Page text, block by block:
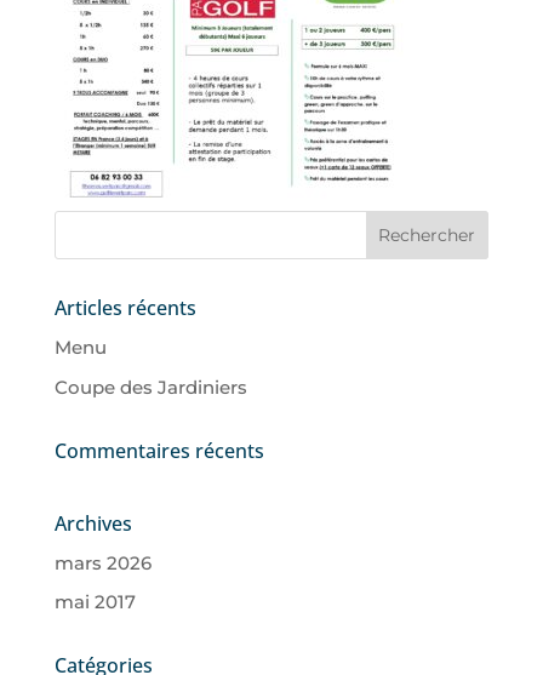
Articles récents
Menu
Coupe des Jardiniers
Commentaires récents
Archives
mars 2026
mai 2017
Catégories